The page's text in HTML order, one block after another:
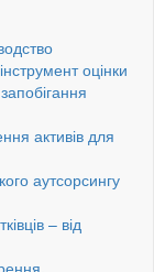
оцінки
активів для
аутсорсингу
– від